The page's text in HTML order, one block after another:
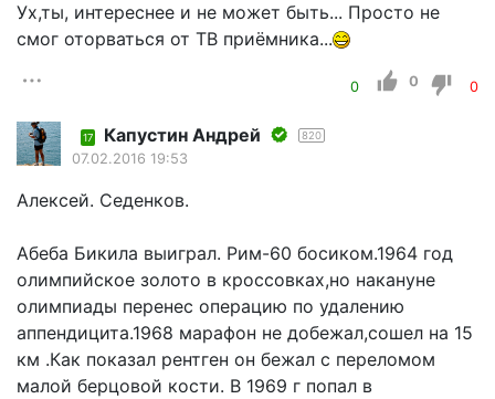
Ух,ты, интереснее и не может быть... Просто не
смог оторваться от ТВ приёмника...
0 0 0
17 Капустин Андрей 820
07.02.2016 19:53
Алексей. Седенков.
Абеба Бикила выиграл. Рим-60 босиком.1964 год
олимпийское золото в кроссовках,но накануне
олимпиады перенес операцию по удалению
аппендицита.1968 марафон не добежал,сошел на 15
км .Как показал рентген он бежал с переломом
малой берцовой кости. В 1969 г попал в